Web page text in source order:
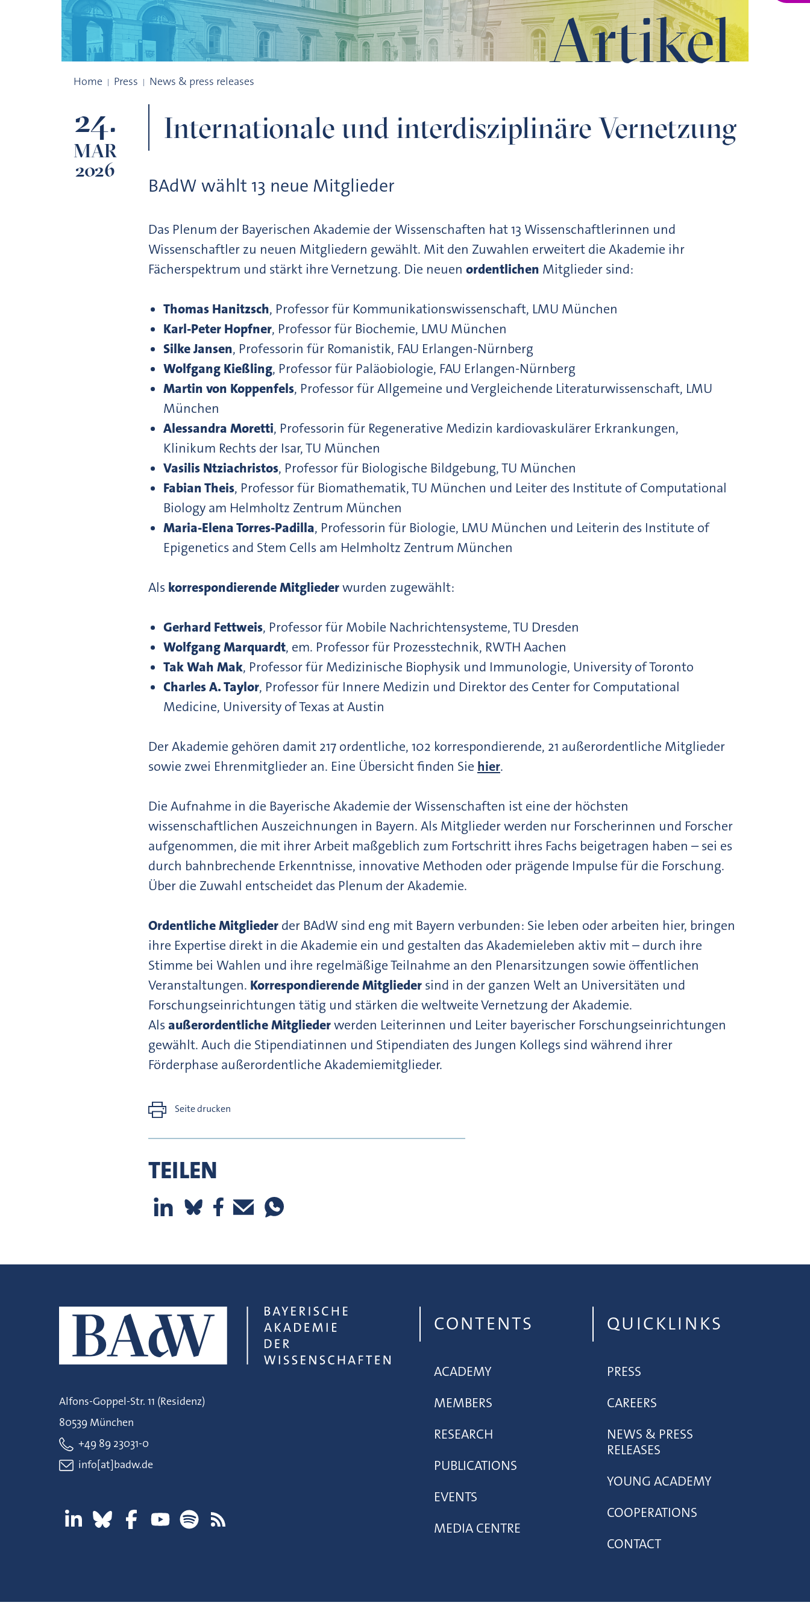
Artikel
Home Press News & press releases
24.
MAR
2026
Internationale und interdisziplinäre Vernetzung
BAdW wählt 13 neue Mitglieder
Das Plenum der Bayerischen Akademie der Wissenschaften hat 13 Wissenschaftlerinnen und
Wissenschaftler zu neuen Mitgliedern gewählt. Mit den Zuwahlen erweitert die Akademie ihr
Fächerspektrum und stärkt ihre Vernetzung. Die neuen ordentlichen Mitglieder sind:
Thomas Hanitzsch, Professor für Kommunikationswissenschaft, LMU München
Karl-Peter Hopfner, Professor für Biochemie, LMU München
Silke Jansen, Professorin für Romanistik, FAU Erlangen-Nürnberg
Wolfgang Kießling, Professor für Paläobiologie, FAU Erlangen-Nürnberg
Martin von Koppenfels, Professor für Allgemeine und Vergleichende Literaturwissenschaft, LMU
München
Alessandra Moretti, Professorin für Regenerative Medizin kardiovaskulärer Erkrankungen,
Klinikum Rechts der Isar, TU München
Vasilis Ntziachristos, Professor für Biologische Bildgebung, TU München
Fabian Theis, Professor für Biomathematik, TU München und Leiter des Institute of Computational
Biology am Helmholtz Zentrum München
Maria-Elena Torres-Padilla, Professorin für Biologie, LMU München und Leiterin des Institute of
Epigenetics and Stem Cells am Helmholtz Zentrum München
Als korrespondierende Mitgliederwurden zugewählt:
Gerhard Fettweis, Professor für Mobile Nachrichtensysteme, TU Dresden
Wolfgang Marquardt, em. Professor für Prozesstechnik, RWTH Aachen
Tak Wah Mak, Professor für Medizinische Biophysik und Immunologie, University of Toronto
Charles A. Taylor, Professor für Innere Medizin und Direktor des Center for Computational
Medicine, University of Texas at Austin
Der Akademie gehören damit 217 ordentliche, 102 korrespondierende, 21 außerordentliche Mitglieder
sowie zwei Ehrenmitglieder an. Eine Übersicht finden Sie hier.
Die Aufnahme in die Bayerische Akademie der Wissenschaften ist eine der höchsten
wissenschaftlichen Auszeichnungen in Bayern. Als Mitglieder werden nur Forscherinnen und Forscher
aufgenommen, die mit ihrer Arbeit maßgeblich zum Fortschritt ihres Fachs beigetragen haben – sei es
durch bahnbrechende Erkenntnisse, innovative Methoden oder prägende Impulse für die Forschung.
Über die Zuwahl entscheidet das Plenum der Akademie.
Ordentliche Mitglieder der BAdW sind eng mit Bayern verbunden: Sie leben oder arbeiten hier, bringen
ihre Expertise direkt in die Akademie ein und gestalten das Akademieleben aktiv mit – durch ihre
Stimme bei Wahlen und ihre regelmäßige Teilnahme an den Plenarsitzungen sowie öffentlichen
Veranstaltungen. Korrespondierende Mitglieder sind in der ganzen Welt an Universitäten und
Forschungseinrichtungen tätig und stärken die weltweite Vernetzung der Akademie.
Alsaußerordentliche Mitgliederwerden Leiterinnen und Leiter bayerischer Forschungseinrichtungen
gewählt. Auch die Stipendiatinnen und Stipendiaten des Jungen Kollegs sind während ihrer
Förderphase außerordentliche Akademiemitglieder.
Seite drucken
TEILEN
Alfons-Goppel-Str. 11 (Residenz)
80539 München
+49 89 23031-0
info[at]badw.de
CONTENTS
ACADEMY
MEMBERS
RESEARCH
PUBLICATIONS
EVENTS
MEDIA CENTRE
QUICKLINKS
PRESS
CAREERS
NEWS & PRESS
RELEASES
YOUNG ACADEMY
COOPERATIONS
CONTACT